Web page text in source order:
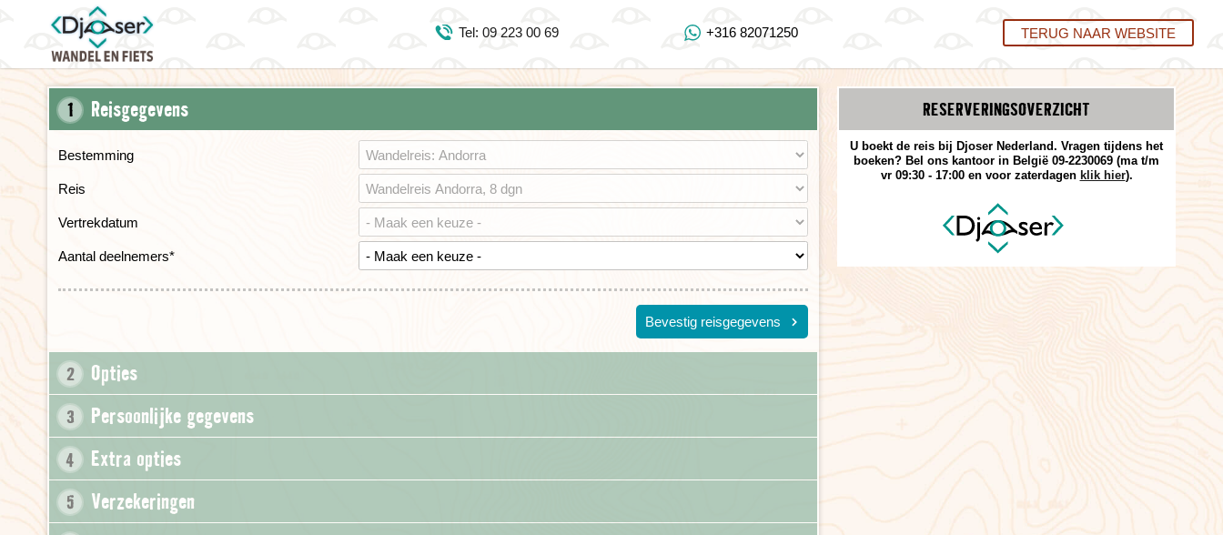
Tel: 09 223 00 69
https://www.youtube.com/user/DjoserWebsite
https://www.instagram.com/djoser_reizen/
Tel: 09 223 00 69 +316 82071250 TERUG NAAR WEBSITE
1 Reisgegevens
Bestemming
Reis
Vertrekdatum
Aantal deelnemers*
Bevestig reisgegevens
2 Opties
3 Persoonlijke gegevens
4 Extra opties
5 Verzekeringen
RESERVERINGS­OVERZICHT
U boekt de reis bij Djoser Nederland. Vragen tijdens het
boeken? Bel ons kantoor in België 09-2230069 (ma t/m
vr 09:30 - 17:00 en voor zaterdagen klik hier).